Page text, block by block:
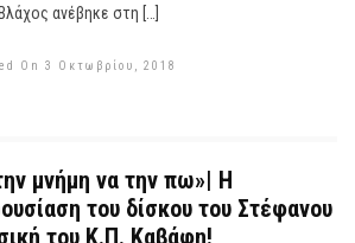
ανέβηκε στη […]
On 3 Οκτωβρίου, 2018
μνήμη να την πω»| Η
του δίσκου του Στέφανου
του Κ.Π. Καβάφη!